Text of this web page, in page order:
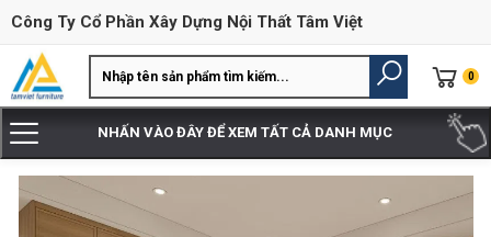
Công Ty Cổ Phần Xây Dựng Nội Thất Tâm Việt
0
NHẤN VÀO ĐÂY ĐỂ XEM TẤT CẢ DANH MỤC